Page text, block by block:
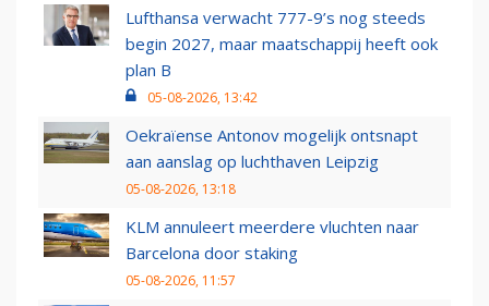
Lufthansa verwacht 777-9’s nog steeds
begin 2027, maar maatschappij heeft ook
plan B
05-08-2026, 13:42
Oekraïense Antonov mogelijk ontsnapt
aan aanslag op luchthaven Leipzig
05-08-2026, 13:18
KLM annuleert meerdere vluchten naar
Barcelona door staking
05-08-2026, 11:57